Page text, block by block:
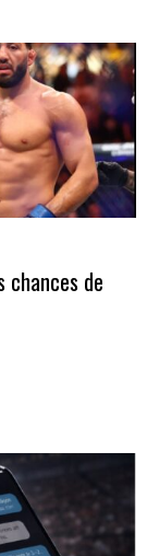
chances de